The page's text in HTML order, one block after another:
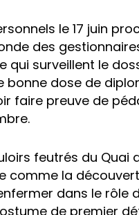
le 17 juin
des
surveillent le
dose de
faire preuve de
feutrés du Quai
la
dans le rôle
de premier